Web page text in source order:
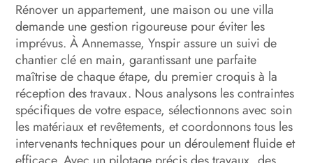
Rénover un appartement, une maison ou une villa
demande une gestion rigoureuse pour éviter les
imprévus. À Annemasse, Ynspir assure un suivi de
chantier clé en main, garantissant une parfaite
maîtrise de chaque étape, du premier croquis à la
réception des travaux. Nous analysons les contraintes
spécifiques de votre espace, sélectionnons avec soin
les matériaux et revêtements, et coordonnons tous les
intervenants techniques pour un déroulement fluide et